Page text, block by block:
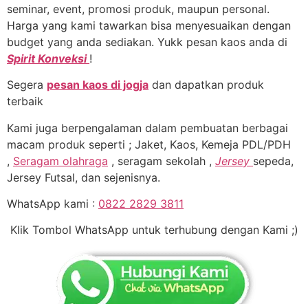
seminar, event, promosi produk, maupun personal.
Harga yang kami tawarkan bisa menyesuaikan dengan
budget yang anda sediakan. Yukk pesan kaos anda di
Spirit Konveksi !
Segera pesan kaos di jogja dan dapatkan produk
terbaik
Kami juga berpengalaman dalam pembuatan berbagai
macam produk seperti ; Jaket, Kaos, Kemeja PDL/PDH
, Seragam olahraga , seragam sekolah , Jersey sepeda,
Jersey Futsal, dan sejenisnya.
WhatsApp kami : 0822 2829 3811
Klik Tombol WhatsApp untuk terhubung dengan Kami ;)